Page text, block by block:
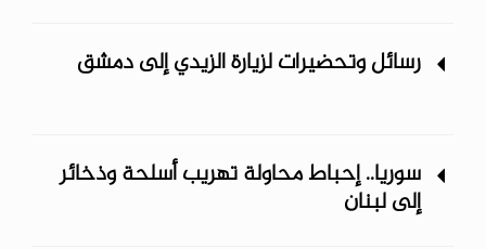
رسائل وتحضيرات لزيارة الزيدي إلى دمشق
سوريا.. إحباط محاولة تهريب أسلحة وذخائر
إلى لبنان